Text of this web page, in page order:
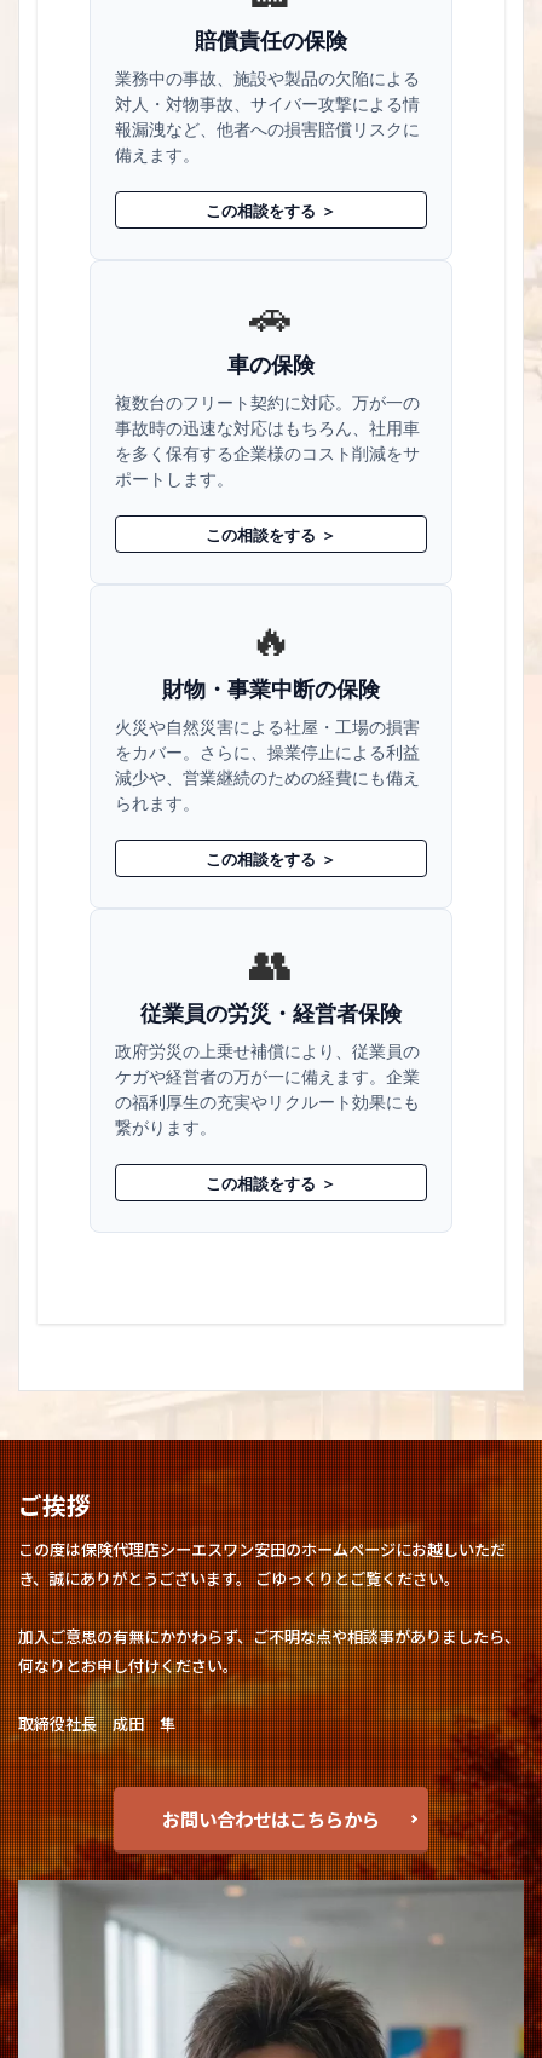
賠償責任の保険
業務中の事故、施設や製品の欠陥による
対人・対物事故、サイバー攻撃による情
報漏洩など、他者への損害賠償リスクに
備えます。
この相談をする ＞
🚗
車の保険
複数台のフリート契約に対応。万が一の
事故時の迅速な対応はもちろん、社用車
を多く保有する企業様のコスト削減をサ
ポートします。
この相談をする ＞
🔥
財物・事業中断の保険
火災や自然災害による社屋・工場の損害
をカバー。さらに、操業停止による利益
減少や、営業継続のための経費にも備え
られます。
この相談をする ＞
👥
従業員の労災・経営者保険
政府労災の上乗せ補償により、従業員の
ケガや経営者の万が一に備えます。企業
の福利厚生の充実やリクルート効果にも
繋がります。
この相談をする ＞
ご挨拶
この度は保険代理店シーエスワン安田のホームページにお越しいただ
き、誠にありがとうございます。 ごゆっくりとご覧ください。
加入ご意思の有無にかかわらず、ご不明な点や相談事がありましたら、
何なりとお申し付けください。
取締役社長 成田 隼
お問い合わせはこちらから